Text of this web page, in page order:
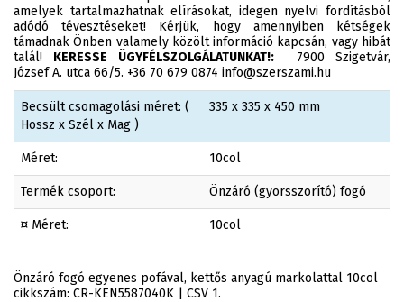
amelyek tartalmazhatnak elírásokat, idegen nyelvi fordításból
adódó tévesztéseket! Kérjük, hogy amennyiben kétségek
támadnak Önben valamely közölt információ kapcsán, vagy hibát
talál! KERESSE ÜGYFÉLSZOLGÁLATUNKAT!:7900 Szigetvár,
József A. utca 66/5. +36 70 679 0874 info@szerszami.hu
Becsült csomagolási méret: (
Hossz x Szél x Mag )
335 x 335 x 450 mm
Méret: 10col
Termék csoport: Önzáró (gyorsszorító) fogó
¤ Méret: 10col
Önzáró fogó egyenes pofával, kettős anyagú markolattal 10col
cikkszám: CR-KEN5587040K | CSV 1.